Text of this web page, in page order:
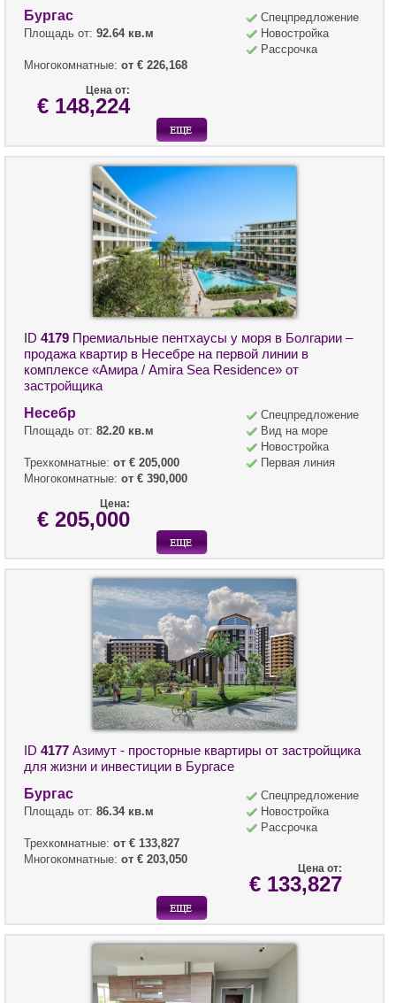
Бургас
Площадь от: 92.64 кв.м
Многокомнатные: от € 226,168
Спецпредложение
Новостройка
Рассрочка
Цена от:
€ 148,224
ID 4179 Премиальные пентхаусы у моря в Болгарии –
продажа квартир в Несебре на первой линии в
комплексе «Амира / Amira Sea Residence» от
застройщика
Несебр
Площадь от: 82.20 кв.м
Трехкомнатные: от € 205,000
Многокомнатные: от € 390,000
Спецпредложение
Вид на море
Новостройка
Первая линия
Цена:
€ 205,000
ID 4177 Азимут - просторные квартиры от застройщика
для жизни и инвестиции в Бургасе
Бургас
Площадь от: 86.34 кв.м
Трехкомнатные: от € 133,827
Многокомнатные: от € 203,050
Спецпредложение
Новостройка
Рассрочка
Цена от:
€ 133,827